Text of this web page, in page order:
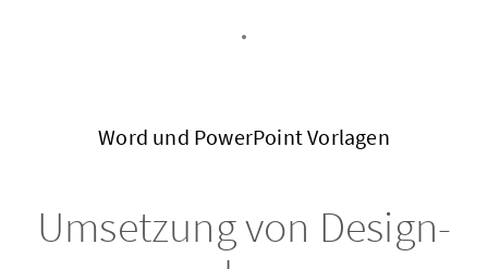
Word und Power­Point Vor­la­gen
Um­set­zung von De­si­gn­